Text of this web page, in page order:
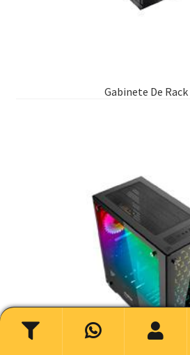
Gabinete De Rack
Buscar
Buscar